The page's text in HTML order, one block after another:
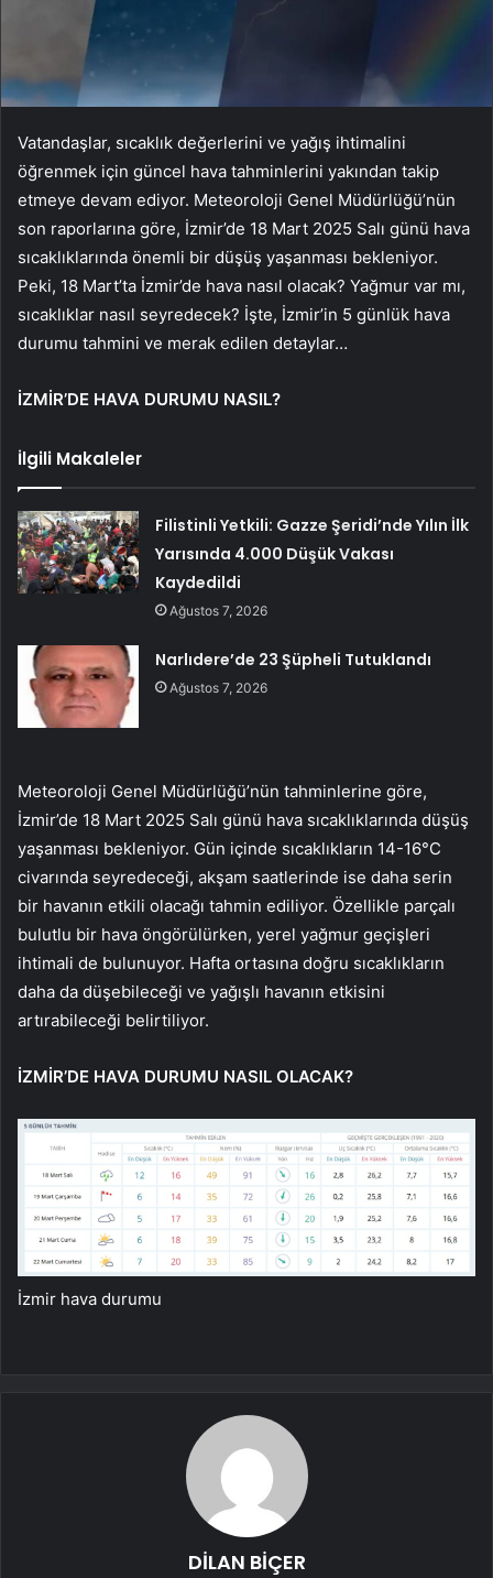
Vatandaşlar, sıcaklık değerlerini ve yağış ihtimalini
öğrenmek için güncel hava tahminlerini yakından takip
etmeye devam ediyor. Meteoroloji Genel Müdürlüğü’nün
son raporlarına göre, İzmir’de 18 Mart 2025 Salı günü hava
sıcaklıklarında önemli bir düşüş yaşanması bekleniyor.
Peki, 18 Mart’ta İzmir’de hava nasıl olacak? Yağmur var mı,
sıcaklıklar nasıl seyredecek? İşte, İzmir’in 5 günlük hava
durumu tahmini ve merak edilen detaylar…
İZMİR’DE HAVA DURUMU NASIL?
İlgili Makaleler
Filistinli Yetkili: Gazze Şeridi’nde Yılın İlk
Yarısında 4.000 Düşük Vakası
Kaydedildi
Ağustos 7, 2026
Narlıdere’de 23 Şüpheli Tutuklandı
Ağustos 7, 2026
Meteoroloji Genel Müdürlüğü’nün tahminlerine göre,
İzmir’de 18 Mart 2025 Salı günü hava sıcaklıklarında düşüş
yaşanması bekleniyor. Gün içinde sıcaklıkların 14-16°C
civarında seyredeceği, akşam saatlerinde ise daha serin
bir havanın etkili olacağı tahmin ediliyor. Özellikle parçalı
bulutlu bir hava öngörülürken, yerel yağmur geçişleri
ihtimali de bulunuyor. Hafta ortasına doğru sıcaklıkların
daha da düşebileceği ve yağışlı havanın etkisini
artırabileceği belirtiliyor.
İZMİR’DE HAVA DURUMU NASIL OLACAK?
İzmir hava durumu
DİLAN BİÇER